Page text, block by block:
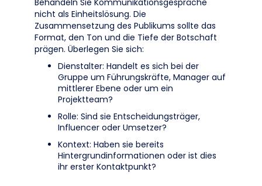
Behandeln Sie Kommunikationsgespräche
nicht als Einheitslösung. Die
Zusammensetzung des Publikums sollte das
Format, den Ton und die Tiefe der Botschaft
prägen. Überlegen Sie sich:
Dienstalter: Handelt es sich bei der
Gruppe um Führungskräfte, Manager auf
mittlerer Ebene oder um ein
Projektteam?
Rolle: Sind sie Entscheidungsträger,
Influencer oder Umsetzer?
Kontext: Haben sie bereits
Hintergrundinformationen oder ist dies
ihr erster Kontaktpunkt?